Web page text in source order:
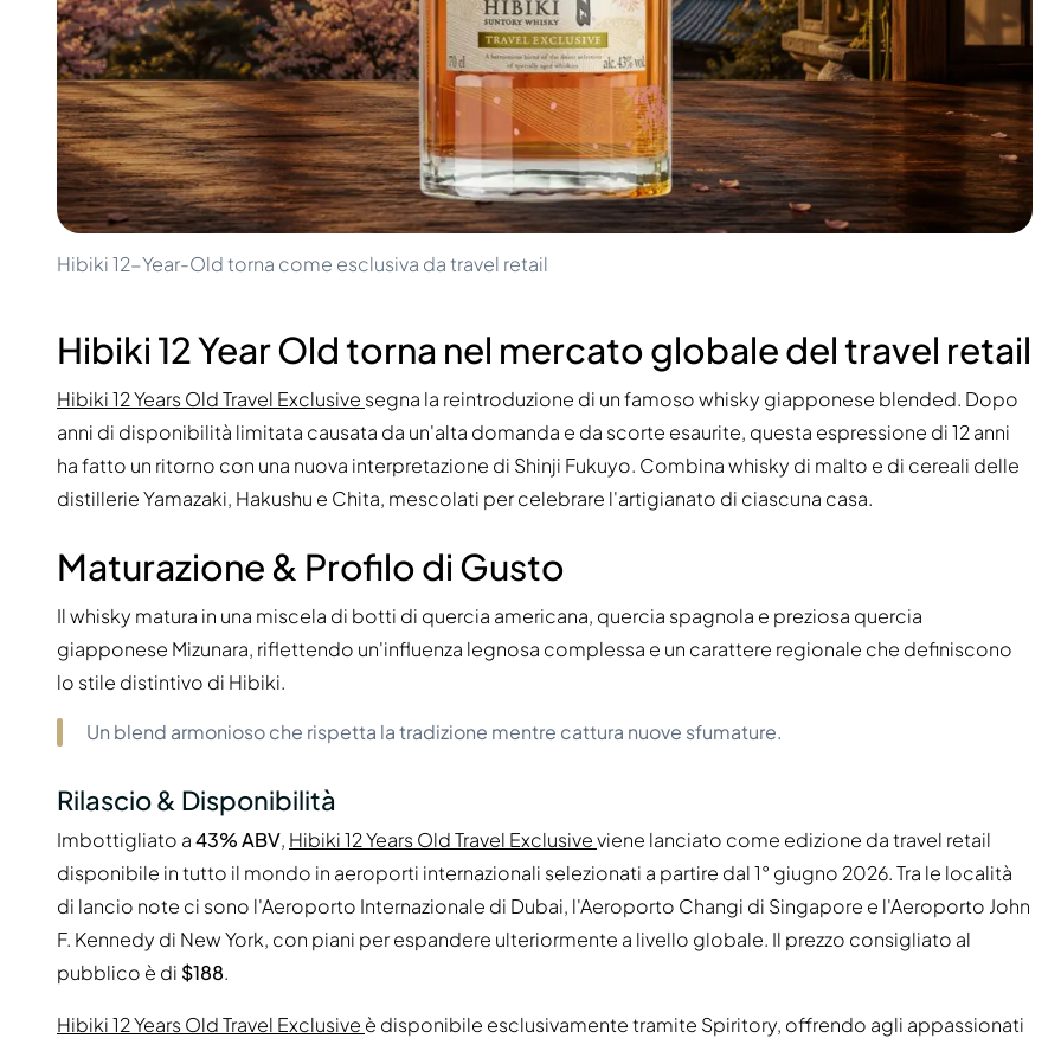
200-500€
Prossime Uscite
Collezioni
Preferiti dai Clienti
Raro e da Collezione
Edizioni Limitate
Distilleria Chiusa
Whisky Dolce
Diplomatico
Don Julio
Gin Mare
Mangabeiras
Hennessy
Martell
Monkey 47
Remy Martin
Ron Zacapa
Hibiki 12-Year-Old torna come esclusiva da travel retail
Hibiki 12 Year Old torna nel mercato globale del travel retail
Hibiki 12 Years Old Travel Exclusive segna la reintroduzione di un famoso whisky giapponese blended. Dopo
anni di disponibilità limitata causata da un'alta domanda e da scorte esaurite, questa espressione di 12 anni
ha fatto un ritorno con una nuova interpretazione di Shinji Fukuyo. Combina whisky di malto e di cereali delle
distillerie Yamazaki, Hakushu e Chita, mescolati per celebrare l'artigianato di ciascuna casa.
Maturazione & Profilo di Gusto
Il whisky matura in una miscela di botti di quercia americana, quercia spagnola e preziosa quercia
giapponese Mizunara, riflettendo un'influenza legnosa complessa e un carattere regionale che definiscono
lo stile distintivo di Hibiki.
Un blend armonioso che rispetta la tradizione mentre cattura nuove sfumature.
Rilascio & Disponibilità
Imbottigliato a43% ABV, Hibiki 12 Years Old Travel Exclusiveviene lanciato come edizione da travel retail
disponibile in tutto il mondo in aeroporti internazionali selezionati a partire dal 1° giugno 2026. Tra le località
di lancio note ci sono l'Aeroporto Internazionale di Dubai, l'Aeroporto Changi di Singapore e l'Aeroporto John
F. Kennedy di New York, con piani per espandere ulteriormente a livello globale. Il prezzo consigliato al
pubblico è di $188.
Hibiki 12 Years Old Travel Exclusive è disponibile esclusivamente tramite Spiritory, offrendo agli appassionati